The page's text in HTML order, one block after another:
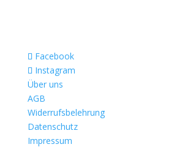
Facebook
Instagram
Über uns
AGB
Widerrufsbelehrung
Datenschutz
Impressum